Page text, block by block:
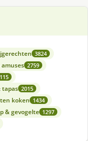
3824
2759
tapas 2015
koken 1434
& gevogelte 1297